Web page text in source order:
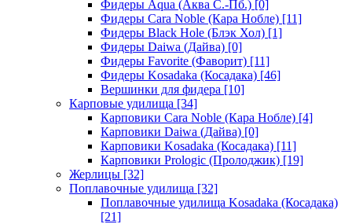
Фидеры Aqua (Аква С.-Пб.) [0]
Фидеры Cara Noble (Кара Нобле) [11]
Фидеры Black Hole (Блэк Хол) [1]
Фидеры Daiwa (Дайва) [0]
Фидеры Favorite (Фаворит) [11]
Фидеры Kosadaka (Косадака) [46]
Вершинки для фидера [10]
Карповые удилища [34]
Карповики Cara Noble (Кара Нобле) [4]
Карповики Daiwa (Дайва) [0]
Карповики Kosadaka (Косадака) [11]
Карповики Prologic (Пролоджик) [19]
Жерлицы [32]
Поплавочные удилища [32]
Поплавочные удилища Kosadaka (Косадака)
[21]